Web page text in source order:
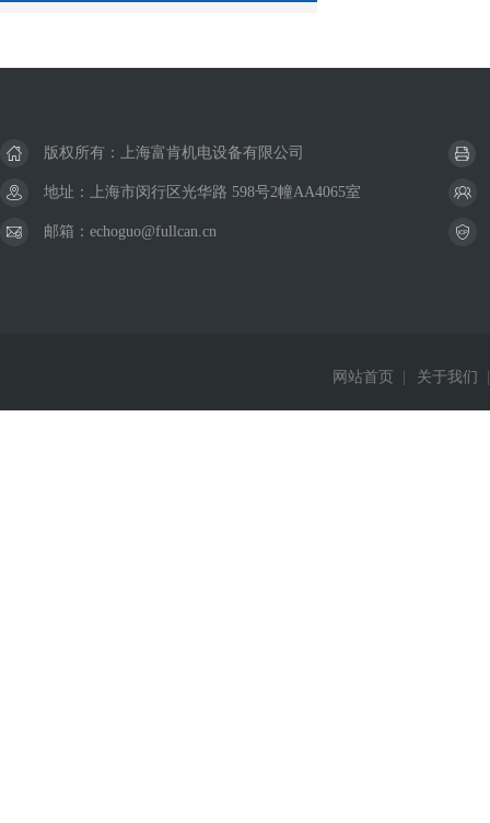
版权所有：上海富肯机电设备有限公司
地址：上海市闵行区光华路 598号2幢AA4065室
邮箱：echoguo@fullcan.cn
网站首页 关于我们